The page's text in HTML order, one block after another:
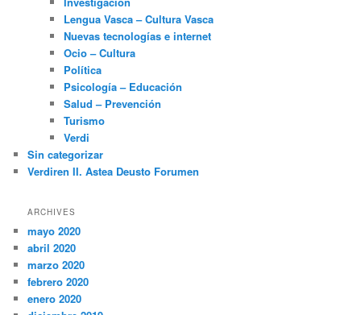
Lengua Vasca – Cultura Vasca
Nuevas tecnologías e internet
Ocio – Cultura
Política
Psicología – Educación
Salud – Prevención
Turismo
Verdi
Sin categorizar
Verdiren II. Astea Deusto Forumen
ARCHIVES
mayo 2020
abril 2020
marzo 2020
febrero 2020
enero 2020